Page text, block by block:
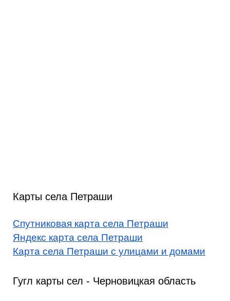
Карты села Петраши
Спутниковая карта села Петраши
Яндекс карта села Петраши
Карта села Петраши с улицами и домами
Гугл карты сел - Черновицкая область